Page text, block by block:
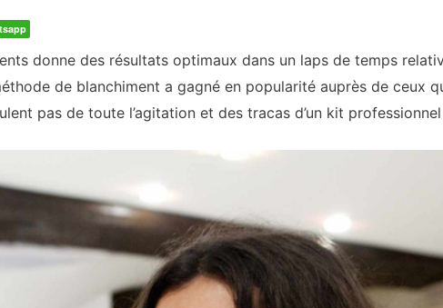
donne des résultats optimaux dans un laps de temps
de blanchiment a gagné en popularité auprès de ceux
pas de toute l’agitation et des tracas d’un kit